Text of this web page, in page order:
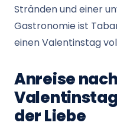
Stränden und einer
Gastronomie ist
einen Valentinstag
Anreise
der Liebe